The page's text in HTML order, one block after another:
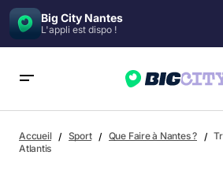
Big City Nantes
L'appli est dispo !
Accueil Sport Que Faire à Nantes ?
Atlantis